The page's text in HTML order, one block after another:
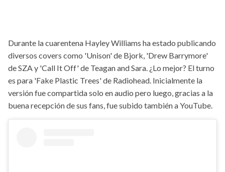
Durante la cuarentena Hayley Williams ha estado publicando
diversos covers como 'Unison' de Bjork, 'Drew Barrymore'
de SZA y 'Call It Off' de Teagan and Sara. ¿Lo mejor? El turno
es para 'Fake Plastic Trees' de Radiohead. Inicialmente la
versión fue compartida solo en audio pero luego, gracias a la
buena recepción de sus fans, fue subido también a YouTube.